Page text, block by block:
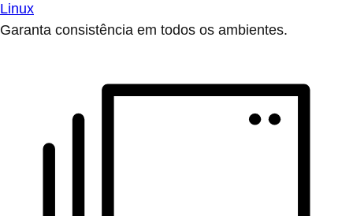
Linux
Garanta consistência em todos os ambientes.